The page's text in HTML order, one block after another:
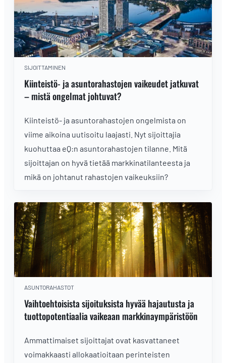
SIJOITTAMINEN
Kiinteistö- ja asuntorahastojen vaikeudet jatkuvat
– mistä ongelmat johtuvat?
Kiinteistö- ja asuntorahastojen ongelmista on
viime aikoina uutisoitu laajasti. Nyt sijoittajia
kuohuttaa eQ:n asuntorahastojen tilanne. Mitä
sijoittajan on hyvä tietää markkinatilanteesta ja
mikä on johtanut rahastojen vaikeuksiin?
ASUNTORAHASTOT
Vaihtoehtoisista sijoituksista hyvää hajautusta ja
tuottopotentiaalia vaikeaan markkinaympäristöön
Ammattimaiset sijoittajat ovat kasvattaneet
voimakkaasti allokaatioitaan perinteisten